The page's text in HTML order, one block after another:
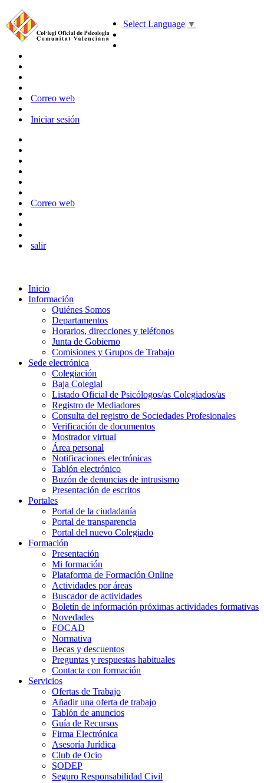
Select Language ▼
Correo web
Iniciar sesión
Correo web
salir
Inicio
Información
Quiénes Somos
Departamentos
Horarios, direcciones y teléfonos
Junta de Gobierno
Comisiones y Grupos de Trabajo
Sede electrónica
Colegiación
Baja Colegial
Listado Oficial de Psicólogos/as Colegiados/as
Registro de Mediadores
Consulta del registro de Sociedades Profesionales
Verificación de documentos
Mostrador virtual
Área personal
Notificaciones electrónicas
Tablón electrónico
Buzón de denuncias de intrusismo
Presentación de escritos
Portales
Portal de la ciudadanía
Portal de transparencia
Portal del nuevo Colegiado
Formación
Presentación
Mi formación
Plataforma de Formación Online
Actividades por áreas
Buscador de actividades
Boletín de información próximas actividades formativas
Novedades
FOCAD
Normativa
Becas y descuentos
Preguntas y respuestas habituales
Contacta con formación
Servicios
Ofertas de Trabajo
Añadir una oferta de trabajo
Tablón de anuncios
Guía de Recursos
Firma Electrónica
Asesoría Jurídica
Club de Ocio
SODEP
Seguro Responsabilidad Civil